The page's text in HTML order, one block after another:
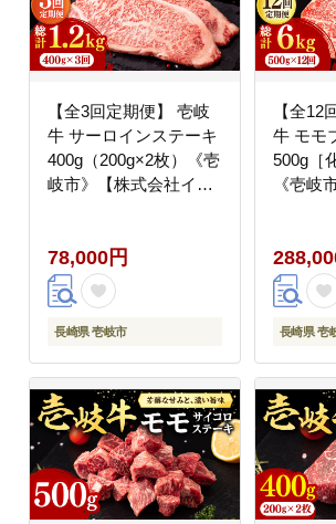
【全3回定期便】 壱岐
牛 サーロインステーキ
400g（200g×2枚）《壱
岐市》【株式会社イチ
BBQ [JFE017] 78000
78000円
78,000円
長崎県 壱岐市
【全12
牛 モモ
500g［
《壱岐
BBQ
300000
長崎県 壱